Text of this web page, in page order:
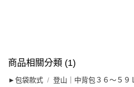
商品相關分類 (1)
►包袋款式 登山｜中背包３６～５９Ｌ